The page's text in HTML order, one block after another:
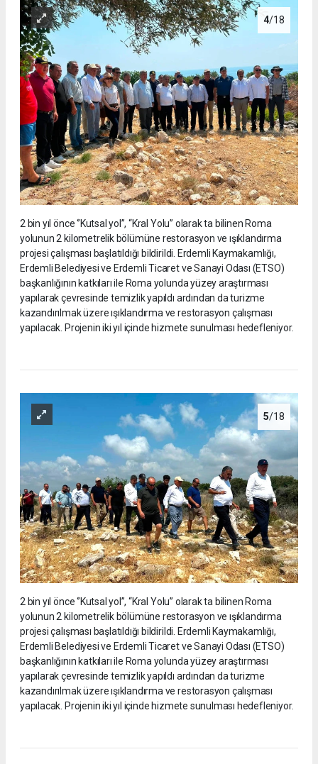
4/18
2 bin yıl önce ‘’Kutsal yol’’, “Kral Yolu” olarak ta bilinen Roma
yolunun 2 kilometrelik bölümüne restorasyon ve ışıklandırma
projesi çalışması başlatıldığı bildirildi. Erdemli Kaymakamlığı,
Erdemli Belediyesi ve Erdemli Ticaret ve Sanayi Odası (ETSO)
başkanlığının katkıları ile Roma yolunda yüzey araştırması
yapılarak çevresinde temizlik yapıldı ardından da turizme
kazandırılmak üzere ışıklandırma ve restorasyon çalışması
yapılacak. Projenin iki yıl içinde hizmete sunulması hedefleniyor.
5/18
2 bin yıl önce ‘’Kutsal yol’’, “Kral Yolu” olarak ta bilinen Roma
yolunun 2 kilometrelik bölümüne restorasyon ve ışıklandırma
projesi çalışması başlatıldığı bildirildi. Erdemli Kaymakamlığı,
Erdemli Belediyesi ve Erdemli Ticaret ve Sanayi Odası (ETSO)
başkanlığının katkıları ile Roma yolunda yüzey araştırması
yapılarak çevresinde temizlik yapıldı ardından da turizme
kazandırılmak üzere ışıklandırma ve restorasyon çalışması
yapılacak. Projenin iki yıl içinde hizmete sunulması hedefleniyor.